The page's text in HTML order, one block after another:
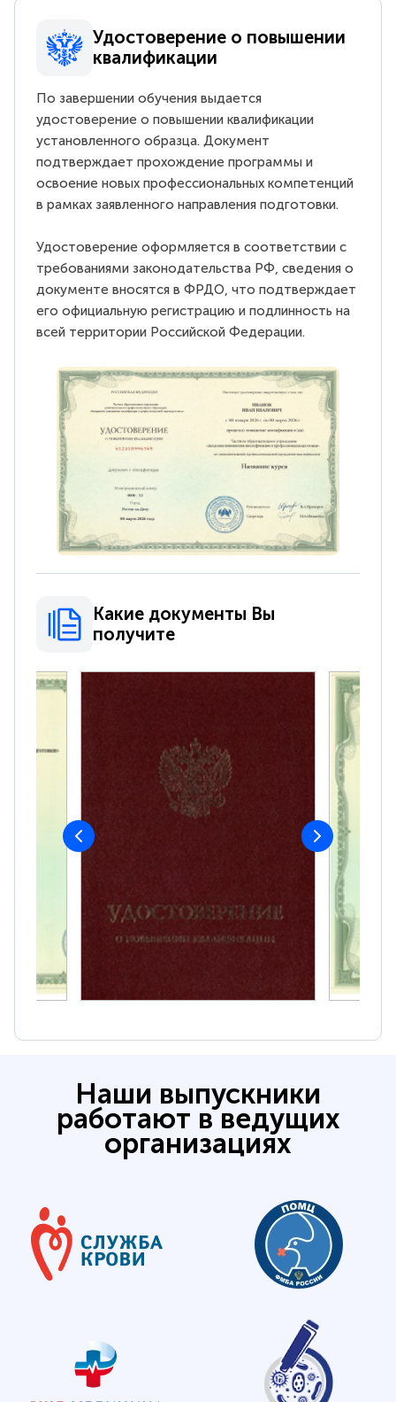
Удостоверение о повышении
квалификации
По завершении обучения выдается
удостоверение о повышении квалификации
установленного образца. Документ
подтверждает прохождение программы и
освоение новых профессиональных компетенций
в рамках заявленного направления подготовки.
Удостоверение оформляется в соответствии с
требованиями законодательства РФ, сведения о
документе вносятся в ФРДО, что подтверждает
его официальную регистрацию и подлинность на
всей территории Российской Федерации.
Какие документы Вы
получите
Наши выпускники
работают в ведущих
организациях